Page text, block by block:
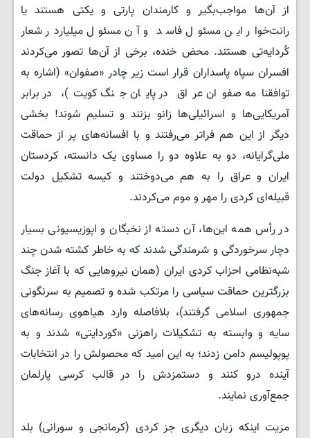
از آن‌ها مواجب‌بگیر و کارمندان پارتی و یکتی هستند یا
رانت‌خوار این مسئول فاسد و آن مسئول میلیاردر شعار
کُردایەتی هستند. محض خنده، برخی از آن‌ها تصور می‌کردند
افسران سپاه پاسداران قرار است زیر چادر «صفوان» (اشاره به
توافقنامه صفوان عراق در پایان جنگ کویت)، در برابر
آمریکایی‌ها و اسرائیلی‌ها زانو بزنند و تسلیم شوند! بخشی
دیگر از این هم فراتر می‌رفتند و با افسانه‌های پر از حماقت
ملی‌گرایانه، دو به علاوه دو را مساوی یک دانسته، کردستان
ایران و عراق را به هم می‌دوختند و کیسه تشکیل دولت
قبیله‌ای کردی را مهر و موم می‌کردند.
در رأس همه این‌ها، آن دسته از نخبگان و اپوزیسیونی بسیار
دچار سرخوردگی و شرمندگی شدند که به خاطر کشته شدن چند
شبه‌نظامی احزاب کردی ایران (همان نیروهایی که با آغاز جنگ
بزرگترین حماقت سیاسی را مرتکب شده و تصمیم به سرنگونی
جمهوری اسلامی گرفتند)، بلافاصله وارد هیاهوی رسانه‌های
سایه و وابسته به تشکیلات راهزنی «کوردایتی» شدند و به
پوپولیسم دامن زدند؛ به این امید که محصولش را در انتخابات
آینده درو کنند و دستمزدش را در قالب کرسی پارلمان
جمع‌آوری نمایند.
مزیت اینکه زبان دیگری جز کردی (کرمانجی و سورانی) بلد